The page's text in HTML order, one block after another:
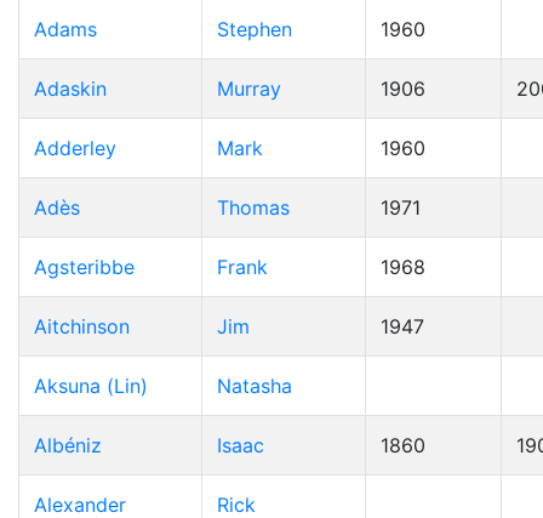
Adams Stephen 1960
Adaskin Murray 1906
Adderley Mark 1960
Adès Thomas 1971
Agsteribbe Frank 1968
Aitchinson Jim 1947
Aksuna (Lin) Natasha
Albéniz Isaac 1860
Alexander Rick